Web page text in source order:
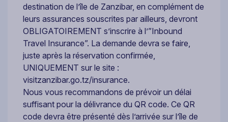
destination de l’île de Zanzibar, en complément de
leurs assurances souscrites par ailleurs, devront
OBLIGATOIREMENT s’inscrire à l’”Inbound
Travel Insurance”. La demande devra se faire,
juste après la réservation confirmée,
UNIQUEMENT sur le site :
visitzanzibar.go.tz/insurance.
Nous vous recommandons de prévoir un délai
suffisant pour la délivrance du QR code. Ce QR
code devra être présenté dès l’arrivée sur l’île de